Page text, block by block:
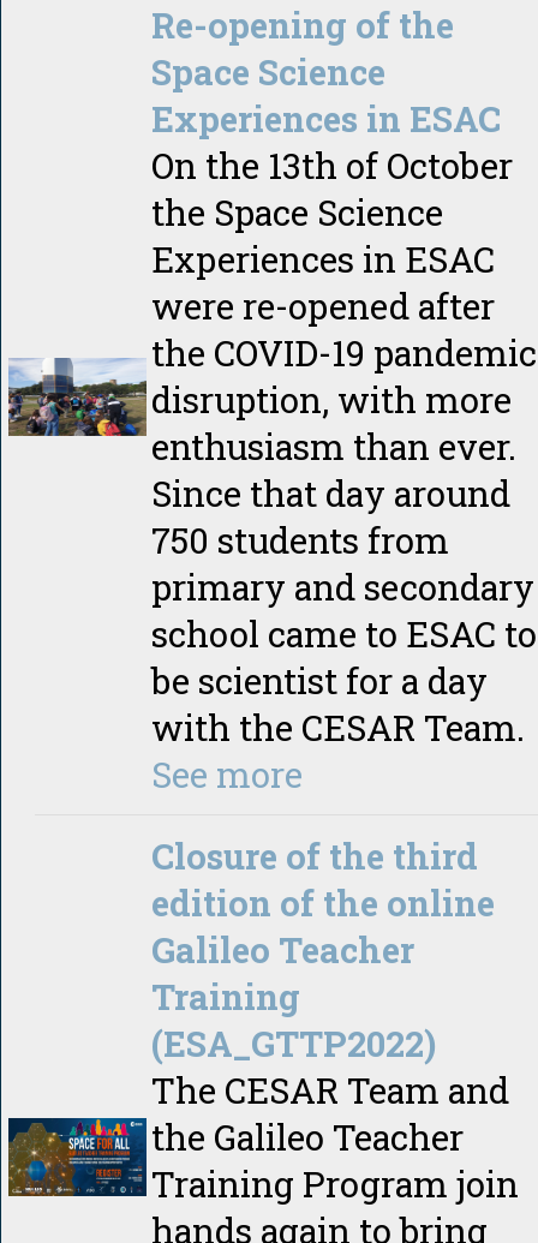
Re-opening of the
Space Science
Experiences in ESAC
On the 13th of October
the Space Science
Experiences in ESAC
were re-opened after
the COVID-19 pandemic
disruption, with more
enthusiasm than ever.
Since that day around
750 students from
primary and secondary
school came to ESAC to
be scientist for a day
with the CESAR Team.
See more
Closure of the third
edition of the online
Galileo Teacher
Training
(ESA_GTTP2022)
The CESAR Team and
the Galileo Teacher
Training Program join
hands again to bring